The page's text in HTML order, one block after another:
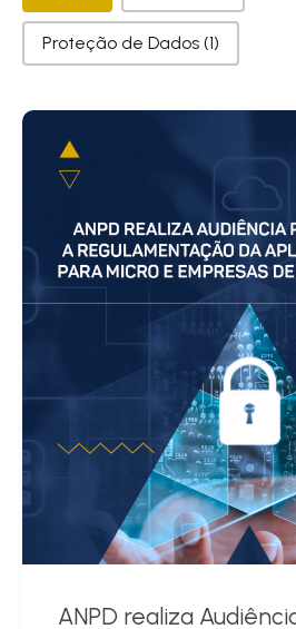
Proteção de Dados (1)
ANPD realiza